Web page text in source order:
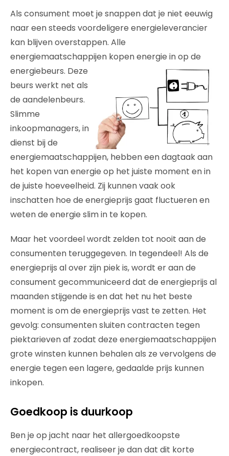
Als consument moet je snappen dat je niet eeuwig
naar een steeds voordeligere energieleverancier
kan blijven overstappen. Alle
energiemaatschappijen kopen energie in op de
energiebeurs. Deze
beurs werkt net als
de aandelenbeurs.
Slimme
inkoopmanagers, in
dienst bij de
energiemaatschappijen, hebben een dagtaak aan
het kopen van energie op het juiste moment en in
de juiste hoeveelheid. Zij kunnen vaak ook
inschatten hoe de energieprijs gaat fluctueren en
weten de energie slim in te kopen.
Maar het voordeel wordt zelden tot nooit aan de
consumenten teruggegeven. In tegendeel! Als de
energieprijs al over zijn piek is, wordt er aan de
consument gecommuniceerd dat de energieprijs al
maanden stijgende is en dat het nu het beste
moment is om de energieprijs vast te zetten. Het
gevolg: consumenten sluiten contracten tegen
piektarieven af zodat deze energiemaatschappijen
grote winsten kunnen behalen als ze vervolgens de
energie tegen een lagere, gedaalde prijs kunnen
inkopen.
Goedkoop is duurkoop
Ben je op jacht naar het allergoedkoopste
energiecontract, realiseer je dan dat dit korte